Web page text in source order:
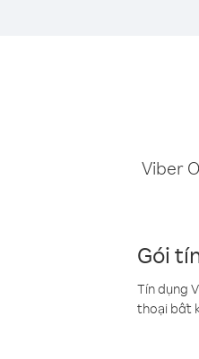
Viber
Gói
Tín dụng
thoại bất